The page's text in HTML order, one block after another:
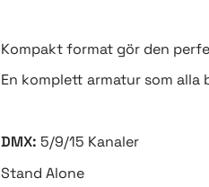
Kompakt format gör den
En komplett armatur som alla
DMX: 5/9/15 Kanaler
Stand Alone